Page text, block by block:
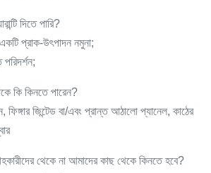
দিতে পারি?
প্রাক-উৎপাদন নমুনা;
কি কিনতে পারেন?
ফিঙ্গার জিন্টেড বা/এবং প্রান্ত আঠালো প্যানেল, কাঠের
থেকে না আমাদের কাছ থেকে কিনতে হবে?